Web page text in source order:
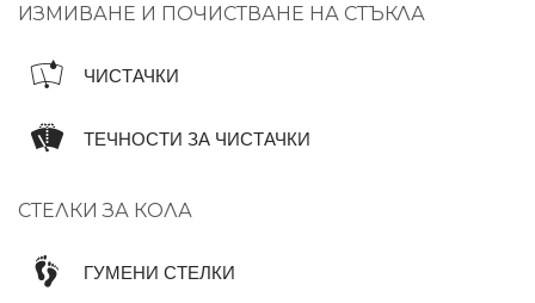
ИЗМИВАНЕ И ПОЧИСТВАНЕ НА СТЪКЛА
ЧИСТАЧКИ
ТЕЧНОСТИ ЗА ЧИСТАЧКИ
СТЕЛКИ ЗА КОЛА
ГУМЕНИ СТЕЛКИ